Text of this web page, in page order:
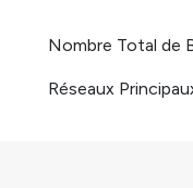
Nombre Total de
Réseaux